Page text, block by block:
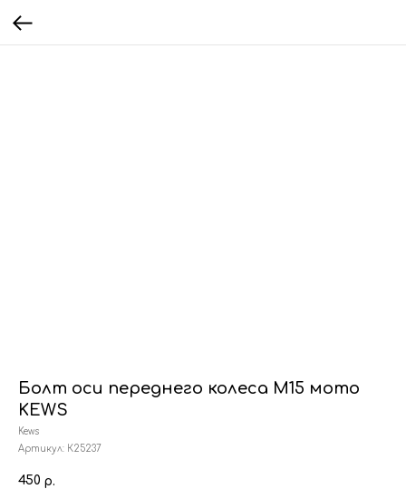
Болт оси переднего колеса М15 мото
KEWS
Kews
Артикул: К25237
450 р.